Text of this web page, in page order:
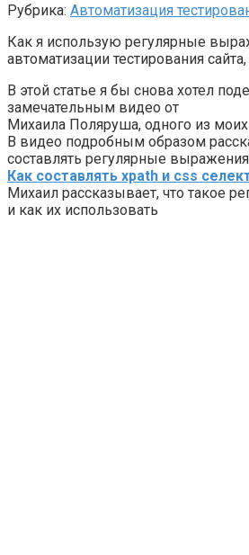
Рубрика: Автоматизация
Как я использую регулярные
автоматизации тестирования
В этой статье я бы снова хотел
замечательным видео от
Михаила Поляруша, одного из
В видео подробным образом
составлять регулярные
Как составлять xpath и css
Михаил рассказывает, что такое
и как их использовать